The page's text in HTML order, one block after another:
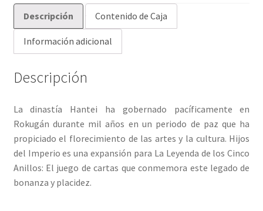
Descripción Contenido de Caja
Información adicional
Descripción
La dinastía Hantei ha gobernado pacíficamente en
Rokugán durante mil años en un periodo de paz que ha
propiciado el florecimiento de las artes y la cultura. Hijos
del Imperio es una expansión para La Leyenda de los Cinco
Anillos: El juego de cartas que conmemora este legado de
bonanza y placidez.